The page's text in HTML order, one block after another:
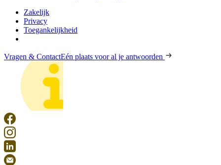
Zakelijk
Privacy
Toegankelijkheid
Vragen & ContactEén plaats voor al je antwoorden